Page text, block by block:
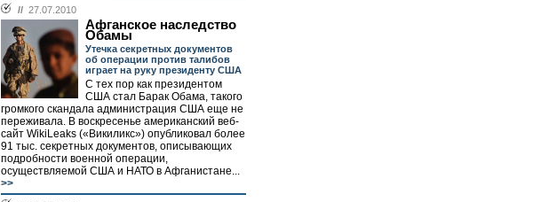
// 27.07.2010
Афганское наследство
Обамы
Утечка секретных документов
об операции против талибов
играет на руку президенту США
С тех пор как президентом
США стал Барак Обама, такого
громкого скандала администрация США еще не
переживала. В воскресенье американский веб-
сайт WikiLeaks («Викиликс») опубликовал более
91 тыс. секретных документов, описывающих
подробности военной операции,
осуществляемой США и НАТО в Афганистане...
>>